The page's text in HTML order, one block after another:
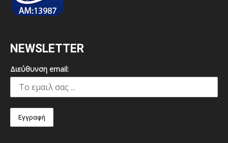
NEWSLETTER
Διεύθυνση email: